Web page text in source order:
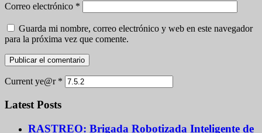
Correo electrónico *
Guarda mi nombre, correo electrónico y web en este navegador
para la próxima vez que comente.
Current ye@r *
Latest Posts
RASTREO: Brigada Robotizada Inteligente de